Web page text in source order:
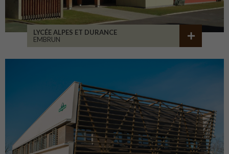
LYCÉE ALPES ET DURANCE
EMBRUN